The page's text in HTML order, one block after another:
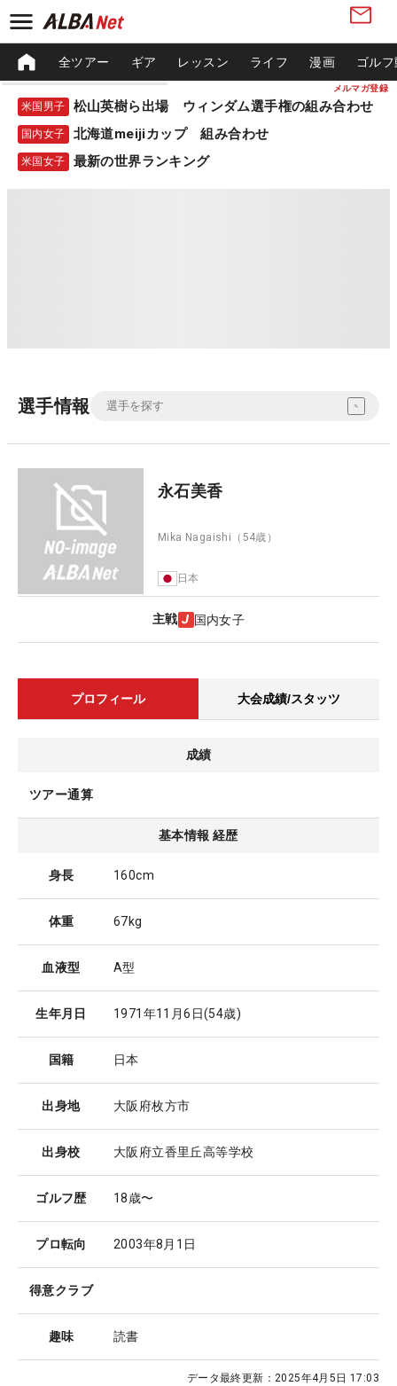
メルマガ登録
全ツアー ギア レッスン ライフ 漫画 ゴル
米国男子 松山英樹ら出場 ウィンダム選手権の組み合わせ
国内女子 北海道meijiカップ 組み合わせ
米国女子 最新の世界ランキング
選手情報
永石美香
Mika Nagaishi （54歳）
日本
主戦 国内女子
プロフィール 大会成績/スタッツ
成績
ツアー通算
基本情報 経歴
身長 160cm
体重 67kg
血液型 A型
生年月日 1971年11月6日(54歳)
国籍 日本
出身地 大阪府枚方市
出身校 大阪府立香里丘高等学校
ゴルフ歴 18歳〜
プロ転向 2003年8月1日
得意クラブ
趣味 読書
データ最終更新： 2025年4月5日 17:03